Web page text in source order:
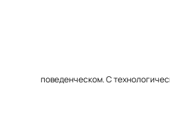
поведенческом. С